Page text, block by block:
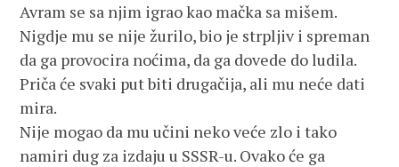
Avram se sa njim igrao kao mačka sa mišem.
Nigdje mu se nije žurilo, bio je strpljiv i spreman
da ga provocira noćima, da ga dovede do ludila.
Priča će svaki put biti drugačija, ali mu neće dati
mira.
Nije mogao da mu učini neko veće zlo i tako
namiri dug za izdaju u SSSR-u. Ovako će ga